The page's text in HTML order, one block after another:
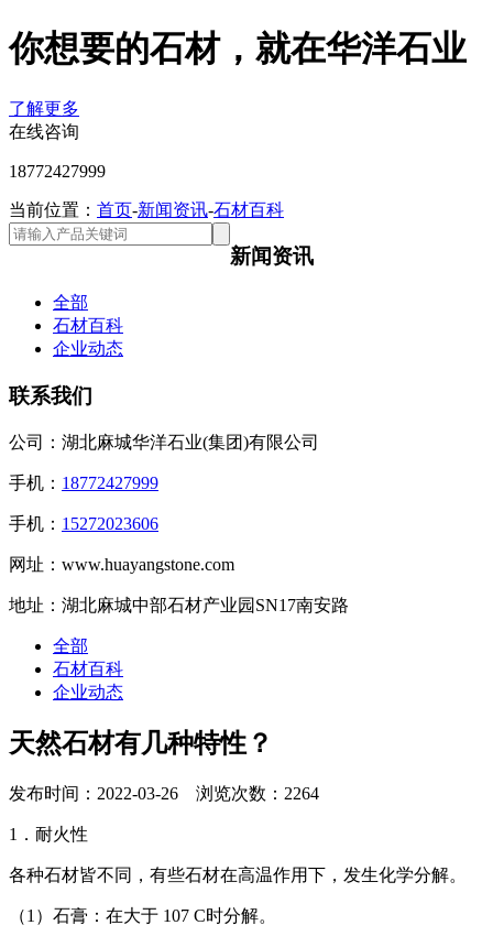
你想要的石材，就在华洋石业
了解更多
在线咨询
18772427999
当前位置： 首页-新闻资讯-石材百科
新闻资讯
全部
石材百科
企业动态
联系我们
公司：湖北麻城华洋石业(集团)有限公司
手机： 18772427999
手机： 15272023606
网址：www.huayangstone.com
地址：湖北麻城中部石材产业园SN17南安路
全部
石材百科
企业动态
天然石材有几种特性？
发布时间：2022-03-26 浏览次数：2264
1．耐火性
各种石材皆不同，有些石材在高温作用下，发生化学分解。
（1）石膏：在大于 107 C时分解。